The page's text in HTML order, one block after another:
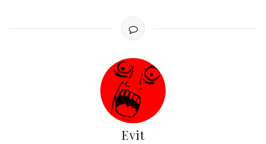
Evit